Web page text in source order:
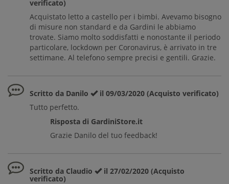
verificato)
Acquistato letto a castello per i bimbi. Avevamo bisogno
di misure non standard e da Gardini le abbiamo
trovate. Siamo molto soddisfatti e nonostante il periodo
particolare, lockdown per Coronavirus, è arrivato in tre
settimane. Al telefono sempre precisi e gentili. Grazie.
Scritto da Danilo
il 09/03/2020 (Acquisto verificato)
Tutto perfetto.
Risposta di GardiniStore.it
Grazie Danilo del tuo feedback!
Scritto da Claudio il 27/02/2020 (Acquisto
verificato)